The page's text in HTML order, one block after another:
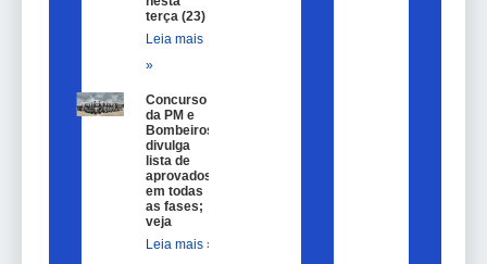
terça (23)
Leia mais
»
Concurso
da PM e
Bombeiros
divulga
lista de
aprovados
em todas
as fases;
veja
Leia mais »